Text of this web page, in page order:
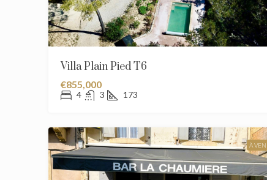
Villa Plain Pied T6
€855,000
4 3 173
À